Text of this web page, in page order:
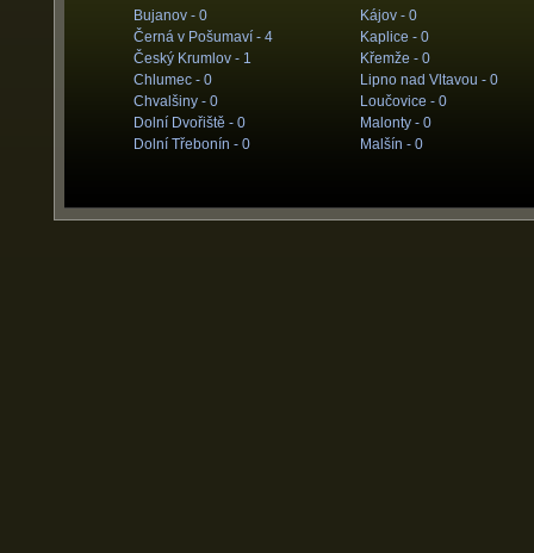
Bujanov - 0
Černá v Pošumaví - 4
Český Krumlov - 1
Chlumec - 0
Chvalšiny - 0
Dolní Dvořiště - 0
Dolní Třebonín - 0
Kájov - 0
Kaplice - 0
Křemže - 0
Lipno nad Vltavou - 0
Loučovice - 0
Malonty - 0
Malšín - 0